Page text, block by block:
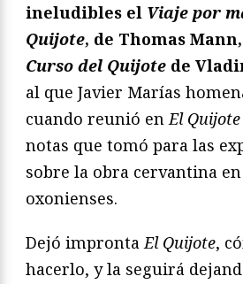
ineludibles el Viaje por
Quijote, de Thomas
Curso del Quijote de
al que Javier Marías
cuando reunió enEl
notas que tomó para las
sobre la obra cervantina
oxonienses.
Dejó improntaEl Quijote,
hacerlo, y la seguirá